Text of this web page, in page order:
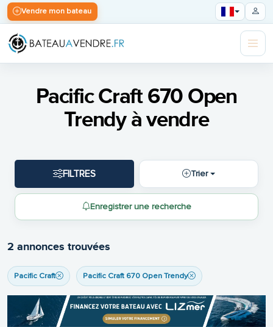
Vendre mon bateau
Pacific Craft 670 Open
Trendy à vendre
FILTRES Trier
Enregistrer une recherche
2 annonces trouvées
Pacific Craft Pacific Craft 670 Open Trendy